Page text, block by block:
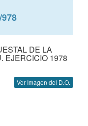
978
DE LA
EJERCICIO 1978
Ver Imagen del D.O.